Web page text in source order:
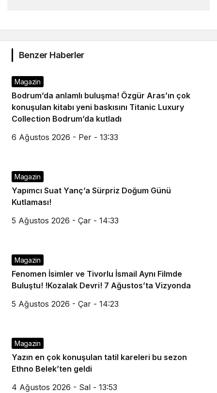
Benzer Haberler
Magazin
Bodrum’da anlamlı buluşma! Özgür Aras’ın çok
konuşulan kitabı yeni baskısını Titanic Luxury
Collection Bodrum’da kutladı
6 Ağustos 2026 - Per - 13:33
Magazin
Yapımcı Suat Yanç’a Sürpriz Doğum Günü
Kutlaması!
5 Ağustos 2026 - Çar - 14:33
Magazin
Fenomen İsimler ve Tivorlu İsmail Aynı Filmde
Buluştu! !Kozalak Devri! 7 Ağustos’ta Vizyonda
5 Ağustos 2026 - Çar - 14:23
Magazin
Yazın en çok konuşulan tatil kareleri bu sezon
Ethno Belek’ten geldi
4 Ağustos 2026 - Sal - 13:53